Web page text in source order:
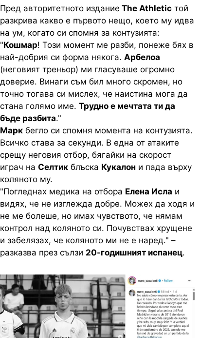
Пред авторитетното издание The Athletic той
разкрива какво е първото нещо, което му идва
на ум, когато си спомня за контузията:
"Кошмар! Този момент ме разби, понеже бях в
най-добрия си форма някога. Арбелоа
(неговият треньор) ми гласуваше огромно
доверие. Винаги съм бил много скромен, но
точно тогава си мислех, че наистина мога да
стана голямо име. Трудно е мечтата ти да
бъде разбита."
Марк бегло си спомня момента на контузията.
Всичко става за секунди. В една от атаките
срещу неговия отбор, бягайки на скорост
играч на Селтик блъска Кукалон и пада върху
коляното му.
"Погледнах медика на отбора Елена Исла и
видях, че не изглежда добре. Можех да ходя и
не ме болеше, но имах чувството, че нямам
контрол над коляното си. Почувствах хрущене
и забелязах, че коляното ми не е наред." –
разказва през сълзи 20-годишният испанец.